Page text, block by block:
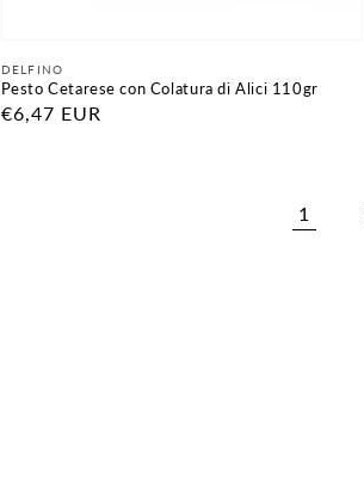
Fornitore:
DELFINO
Pesto Cetarese con Colatura di Alici 110gr
Prezzo
€6,47 EUR
1